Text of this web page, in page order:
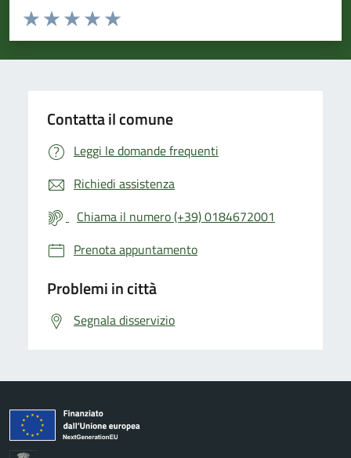
Valuta da 1 a 5 stelle la pagina
Valuta 5 stelle su 5
Valuta 4 stelle su 5
Valuta 3 stelle su 5
Valuta 2 stelle su 5
Valuta 1 stelle su 5
Contatta il comune
Leggi le domande frequenti
Richiedi assistenza
Chiama il numero (+39) 0184672001
Prenota appuntamento
Problemi in città
Segnala disservizio